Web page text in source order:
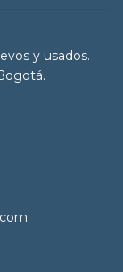
y usados.